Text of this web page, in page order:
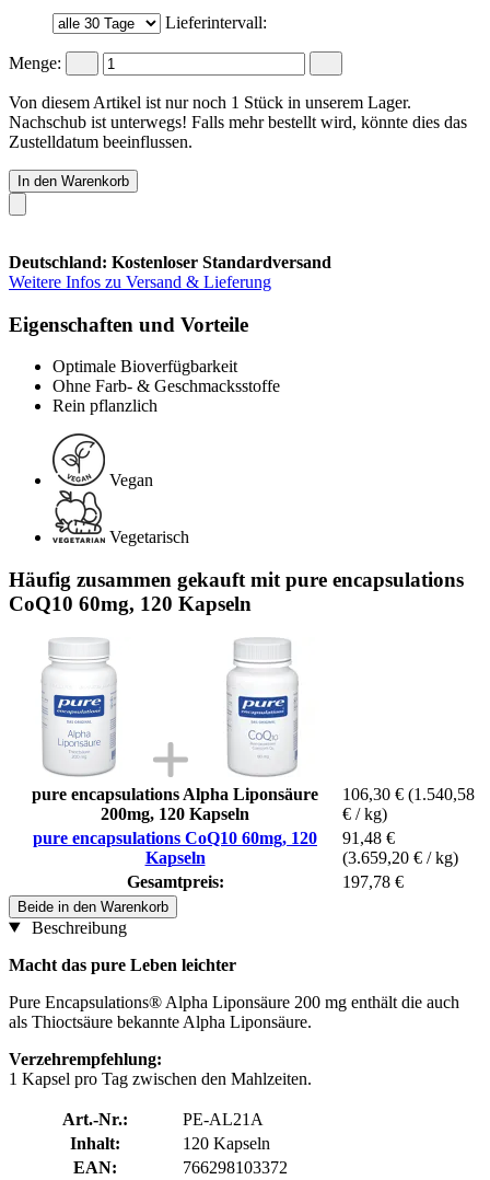
Lieferintervall:
Menge:
Von diesem Artikel ist nur noch 1 Stück in unserem Lager.
Nachschub ist unterwegs! Falls mehr bestellt wird, könnte dies das
Zustelldatum beeinflussen.
In den Warenkorb
Deutschland: Kostenloser Standardversand
Weitere Infos zu Versand & Lieferung
Eigenschaften und Vorteile
Optimale Bioverfügbarkeit
Ohne Farb- & Geschmacksstoffe
Rein pflanzlich
Vegan
Vegetarisch
Häufig zusammen gekauft mit pure encapsulations
CoQ10 60mg, 120 Kapseln
pure encapsulations Alpha Liponsäure
200mg, 120 Kapseln
106,30 € (1.540,58
€ / kg)
pure encapsulations CoQ10 60mg, 120
Kapseln
91,48 €
(3.659,20 € / kg)
Gesamtpreis:
197,78 €
Beide in den Warenkorb
Beschreibung
Macht das pure Leben leichter
Pure Encapsulations® Alpha Liponsäure 200 mg enthält die auch
als Thioctsäure bekannte Alpha Liponsäure.
Verzehrempfehlung:
1 Kapsel pro Tag zwischen den Mahlzeiten.
Art.-Nr.:
PE-AL21A
Inhalt:
120 Kapseln
EAN:
766298103372